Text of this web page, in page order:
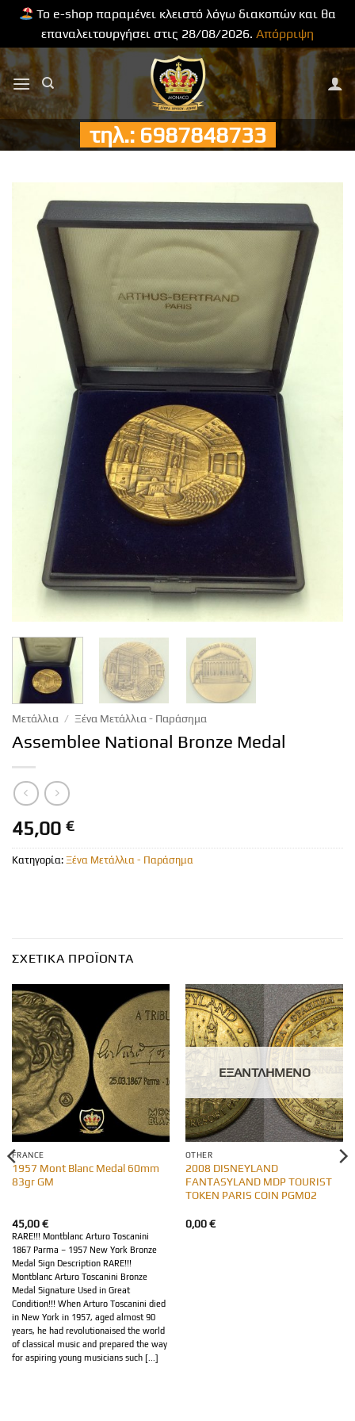
Το e-shop παραμένει κλειστό λόγω διακοπών και θα
επαναλειτουργήσει στις 28/08/2026. Απόρριψη
Μετάβαση
στο
περιεχόμενο
τηλ.: 6987848733
Μετάλλια / Ξένα Μετάλλια - Παράσημα
Assemblee National Bronze Medal
45,00 €
Κατηγορία: Ξένα Μετάλλια - Παράσημα
ΣΧΕΤΙΚΆ ΠΡΟΪΌΝΤΑ
FRANCE
1957 Mont Blanc Medal 60mm
83gr GM
45,00€
RARE!!! Montblanc Arturo Toscanini
1867 Parma – 1957 New York Bronze
Medal Sign Description RARE!!!
Montblanc Arturo Toscanini Bronze
Medal Signature Used in Great
Condition!!! When Arturo Toscanini died
in New York in 1957, aged almost 90
years, he had revolutionaised the world
of classical music and prepared the way
for aspiring young musicians such [...]
ΕΞΑΝΤΛΗΜΈΝΟ
OTHER
2008 DISNEYLAND
FANTASYLAND MDP TOURIST
TOKEN PARIS COIN PGM02
0,00€